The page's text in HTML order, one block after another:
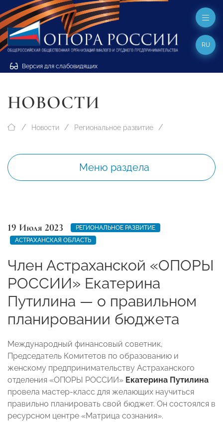
Версия для слабовидящих
RU
НОВОСТИ
Новости Региональное развитие
Меню раздела
19 Июля 2023
РЕГИОНАЛЬНОЕ РАЗВИТИЕ
АСТРАХАНСКАЯ ОБЛАСТЬ
Член Астраханской «ОПОРЫ
РОССИИ» Екатерина
Путилина — о правильном
планировании бюджета
Международный финансовый советник,
Председатель Комитетов по образованию и
женскому предпринимательству Астраханского
отделения «ОПОРЫ РОССИИ» Екатерина Путилина
провела мастер-класс для желающих научиться
правильно планировать свой бюджет. Он состоялся в
ресурсном центре «Матрица сознания».